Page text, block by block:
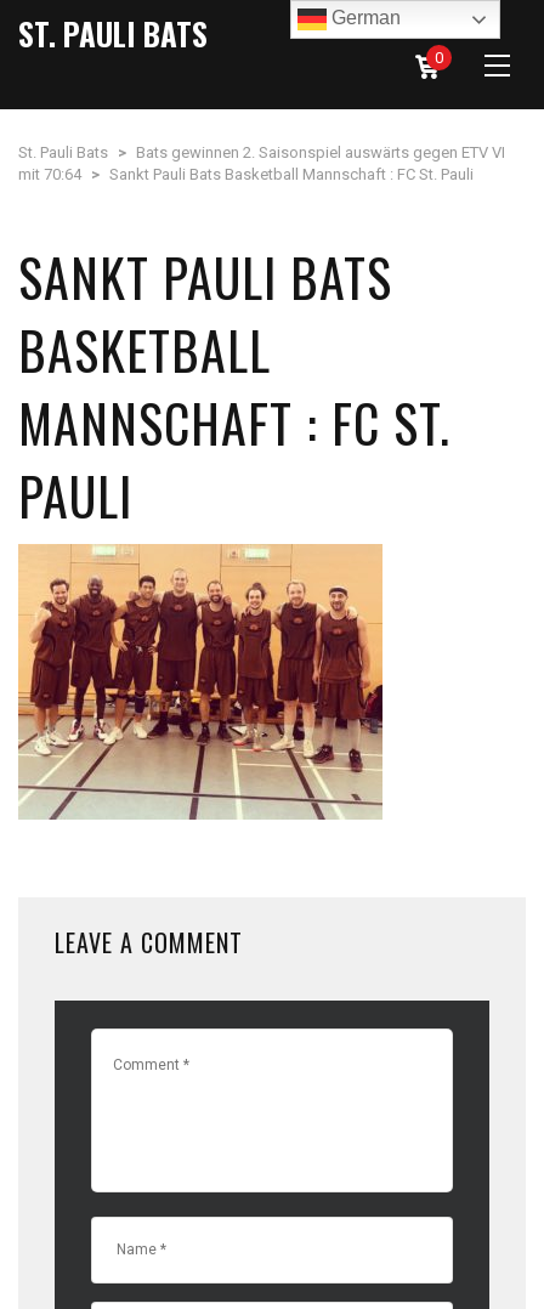
ST. PAULI BATS
0
St. Pauli Bats > Bats gewinnen 2. Saisonspiel auswärts gegen ETV VI
mit 70:64 > Sankt Pauli Bats Basketball Mannschaft : FC St. Pauli
SANKT PAULI BATS
BASKETBALL
MANNSCHAFT : FC ST.
PAULI
LEAVE A COMMENT
German